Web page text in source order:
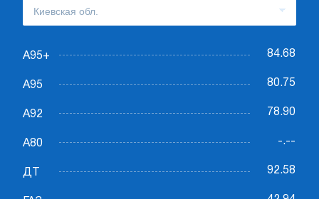
А95+ 84.68
А95 80.75
А92 78.90
А80 -.--
ДТ 92.58